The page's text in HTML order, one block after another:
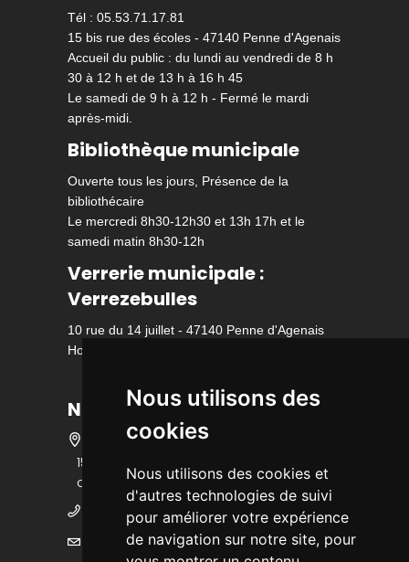
Nous utilisons des
cookies
Nous utilisons des cookies et
d'autres technologies de suivi
pour améliorer votre expérience
de navigation sur notre site, pour
Tél : 05.53.71.17.81
15 bis rue des écoles - 47140 Penne d'Agenais
Accueil du public : du lundi au vendredi de 8 h
30 à 12 h et de 13 h à 16 h 45
Le samedi de 9 h à 12 h - Fermé le mardi
après-midi.
Bibliothèque municipale
Ouverte tous les jours, Présence de la
bibliothécaire
Le mercredi 8h30-12h30 et 13h 17h et le
samedi matin 8h30-12h
Verrerie municipale :
Verrezebulles
10 rue du 14 juillet - 47140 Penne d'Agenais
Horaire d'ouverture
Nous contacter
15 bis rue des écoles - 47140 Penne
d'Agenais
05 53 36 25 25
mairie@ville-pennedagenais.fr